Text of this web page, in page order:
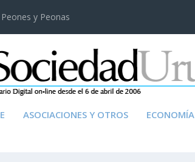
y Peonas
ASOCIACIONES Y OTROS ECONOMÍA